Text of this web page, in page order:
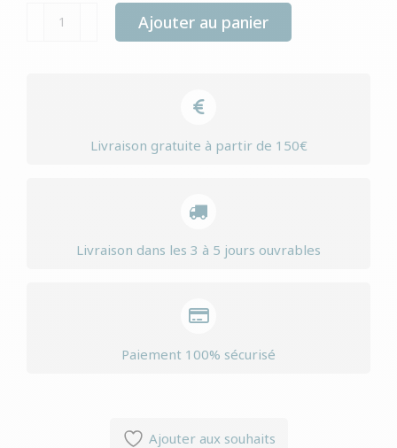
quantité
Ajouter au panier
Livraison gratuite à partir de 150€
Livraison dans les 3 à 5 jours ouvrables
Paiement 100% sécurisé
Ajouter aux souhaits